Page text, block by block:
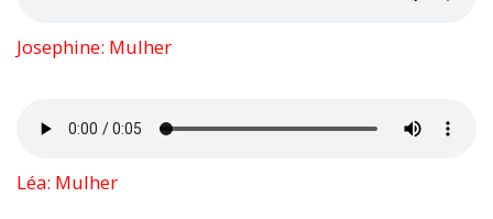
Josephine: Mulher
Léa: Mulher